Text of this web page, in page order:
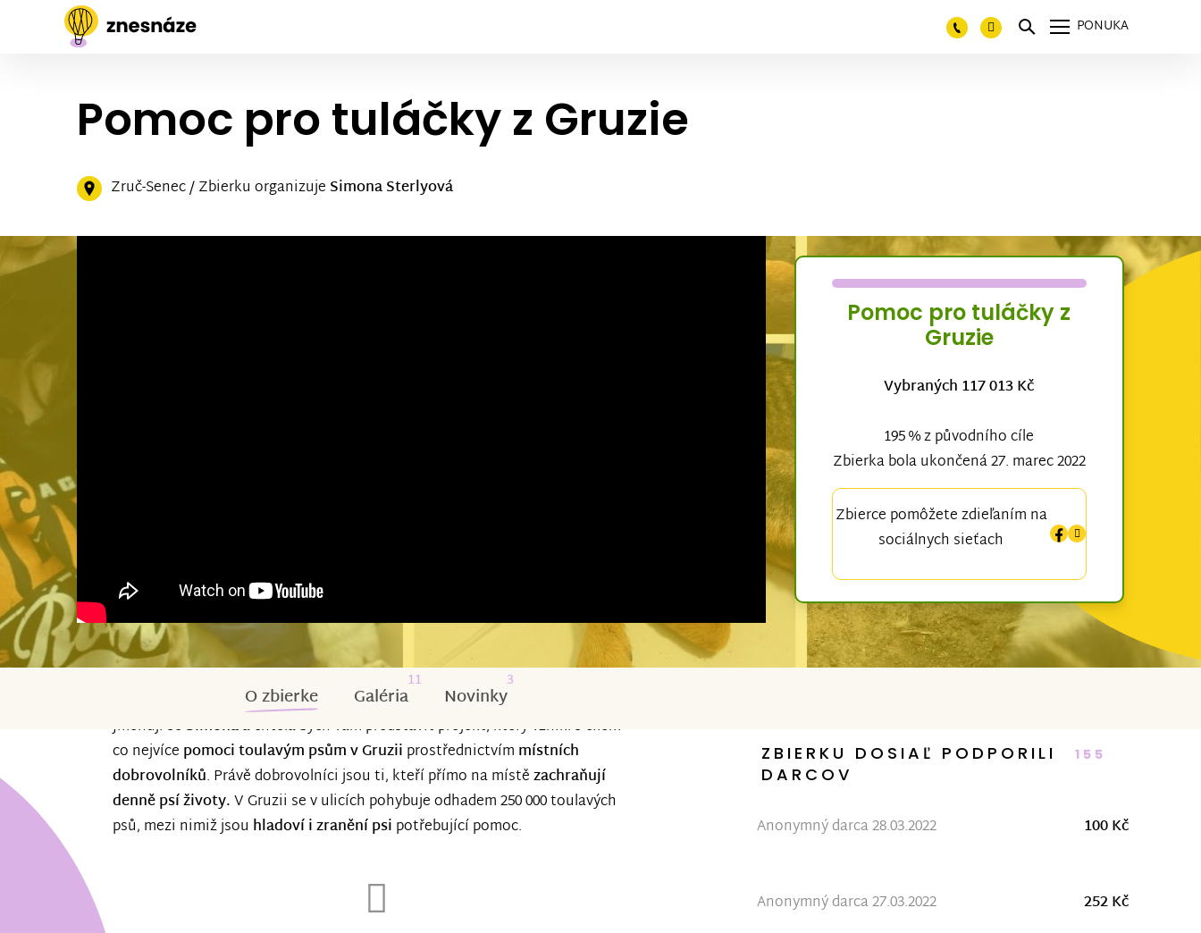
PONUKA
Pomoc pro tuláčky z Gruzie
Zruč-Senec / Zbierku organizuje Simona Sterlyová
Pomoc pro tuláčky z
Gruzie
Vybraných 117 013 Kč
195 % z původního cíle
Zbierka bola ukončená 27. marec 2022
Zbierce pomôžete zdieľaním na
sociálnych sieťach
O zbierke Galéria
11
Novinky
3
Jmenuji se Simonaa chtěla bych vám představit projekt, který vznikl s cílem
co nejvíce pomoci toulavým psům v Gruzii prostřednictvím místních
dobrovolníků. Právě dobrovolníci jsou ti, kteří přímo na místězachraňují
denně psí životy.V Gruzii se v ulicích pohybuje odhadem 250 000 toulavých
psů, mezi nimiž jsou hladoví i zranění psi potřebující pomoc.
ZBIERKU DOSIAĽ PODPORILI 155
DARCOV
Anonymný darca 28.03.2022 100 Kč
Anonymný darca 27.03.2022 252 Kč